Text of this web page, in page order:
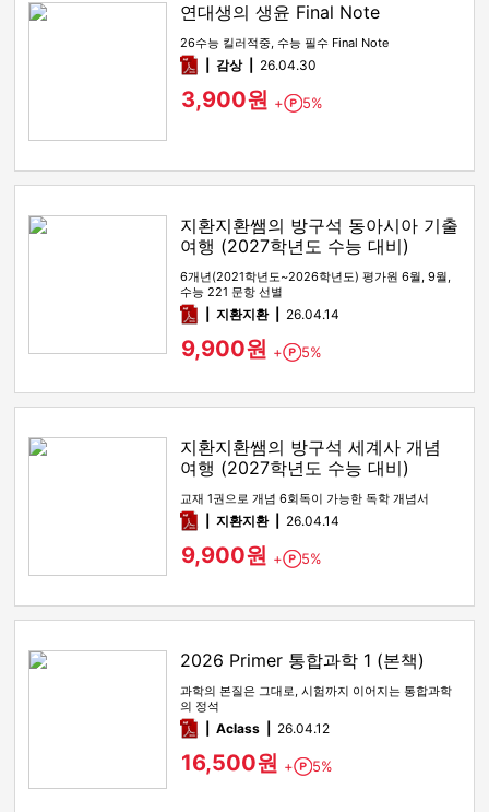
연대생의 생윤 Final Note
26수능 킬러적중, 수능 필수 Final Note
pdf감상​ 26.04.30
3,900원 + Point
5%
지환지환쌤의 방구석 동아시아 기출
여행 (2027학년도 수능 대비)
6개년(2021학년도~2026학년도) 평가원 6월, 9월,
수능 221 문항 선별
pdf지환지환 26.04.14
9,900원 + Point
5%
지환지환쌤의 방구석 세계사 개념
여행 (2027학년도 수능 대비)
교재 1권으로 개념 6회독이 가능한 독학 개념서
pdf지환지환 26.04.14
9,900원 + Point
5%
2026 Primer 통합과학 1 (본책)
과학의 본질은 그대로, 시험까지 이어지는 통합과학
의 정석
pdfAclass 26.04.12
16,500원 + Point
5%